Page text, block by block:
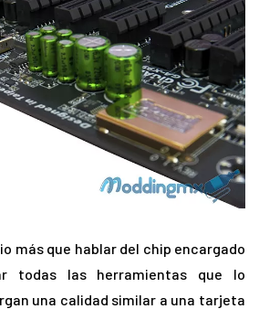
más que hablar del chip encargado
todas las herramientas que lo
una calidad similar a una tarjeta